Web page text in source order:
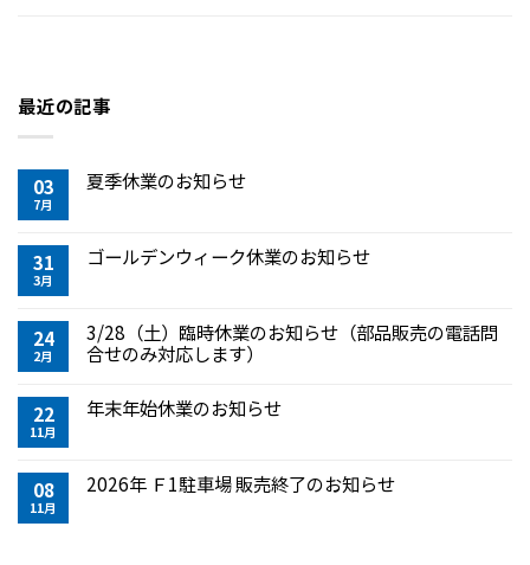
最近の記事
03
7月
夏季休業のお知らせ
31
3月
ゴールデンウィーク休業のお知らせ
24
2月
3/28（土）臨時休業のお知らせ（部品販売の電話問
合せのみ対応します）
22
11月
年末年始休業のお知らせ
08
11月
2026年 Ｆ1駐車場 販売終了のお知らせ